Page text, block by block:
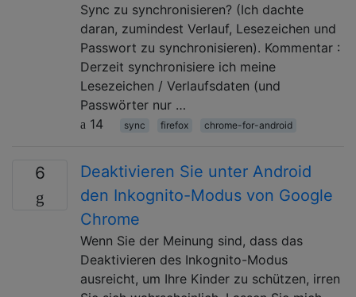
Sync zu synchronisieren? (Ich dachte
daran, zumindest Verlauf, Lesezeichen und
Passwort zu synchronisieren). Kommentar :
Derzeit synchronisiere ich meine
Lesezeichen / Verlaufsdaten (und
Passwörter nur …
14
sync firefox chrome-for-android
6
Deaktivieren Sie unter Android
den Inkognito-Modus von Google
Chrome
Wenn Sie der Meinung sind, dass das
Deaktivieren des Inkognito-Modus
ausreicht, um Ihre Kinder zu schützen, irren